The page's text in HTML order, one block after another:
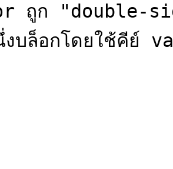
ถูก "double-
งบล็อกโดยใช้คีย์